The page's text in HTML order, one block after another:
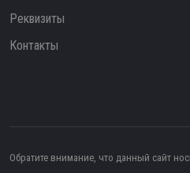
Реквизиты
Контакты
Обратите внимание, что данный сайт